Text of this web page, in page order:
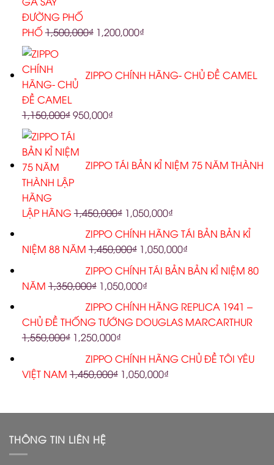
PHỐ1,500,000₫ 1,200,000₫
ZIPPO CHÍNH HÃNG- CHỦ ĐỀ CAMEL
1,150,000₫950,000₫
ZIPPO TÁI BẢN KỈ NIỆM 75 NĂM THÀNH
LẬP HÃNG 1,450,000₫ 1,050,000₫
ZIPPO CHÍNH HÃNG TÁI BẢN BẢN KỈ
NIỆM 88 NĂM 1,450,000₫ 1,050,000₫
ZIPPO CHÍNH TÁI BẢN BẢN KỈ NIỆM 80
NĂM 1,350,000₫ 1,050,000₫
ZIPPO CHÍNH HÃNG REPLICA 1941 –
CHỦ ĐỀ THỐNG TƯỚNG DOUGLAS MARCARTHUR
1,550,000₫ 1,250,000₫
ZIPPO CHÍNH HÃNG CHỦ ĐỀ TÔI YÊU
VIỆT NAM 1,450,000₫ 1,050,000₫
THÔNG TIN LIÊN HỆ